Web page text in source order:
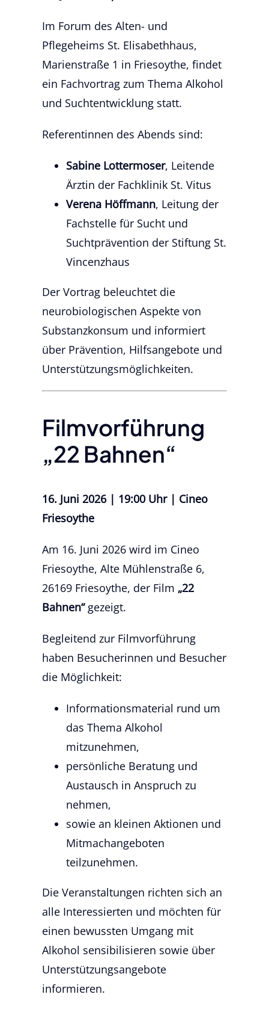
Im Forum des Alten- und
Pflegeheims St. Elisabethhaus,
Marienstraße 1 in Friesoythe, findet
ein Fachvortrag zum Thema Alkohol
und Suchtentwicklung statt.
Referentinnen des Abends sind:
Sabine Lottermoser, Leitende
Ärztin der Fachklinik St. Vitus
Verena Höffmann, Leitung der
Fachstelle für Sucht und
Suchtprävention der Stiftung St.
Vincenzhaus
Der Vortrag beleuchtet die
neurobiologischen Aspekte von
Substanzkonsum und informiert
über Prävention, Hilfsangebote und
Unterstützungsmöglichkeiten.
Filmvorführung
„22 Bahnen“
16. Juni 2026 | 19:00 Uhr | Cineo
Friesoythe
Am 16. Juni 2026 wird im Cineo
Friesoythe, Alte Mühlenstraße 6,
26169 Friesoythe, der Film „22
Bahnen“gezeigt.
Begleitend zur Filmvorführung
haben Besucherinnen und Besucher
die Möglichkeit:
Informationsmaterial rund um
das Thema Alkohol
mitzunehmen,
persönliche Beratung und
Austausch in Anspruch zu
nehmen,
sowie an kleinen Aktionen und
Mitmachangeboten
teilzunehmen.
Die Veranstaltungen richten sich an
alle Interessierten und möchten für
einen bewussten Umgang mit
Alkohol sensibilisieren sowie über
Unterstützungsangebote
informieren.